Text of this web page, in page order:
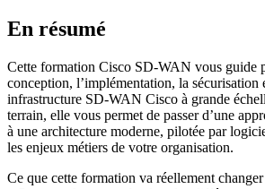
En résumé
Cette formation Cisco SD-WAN vous guide
conception, l’implémentation, la sécurisation
infrastructure SD-WAN Cisco à grande
terrain, elle vous permet de passer d’une
à une architecture moderne, pilotée par
les enjeux métiers de votre organisation.
Ce que cette formation va réellement